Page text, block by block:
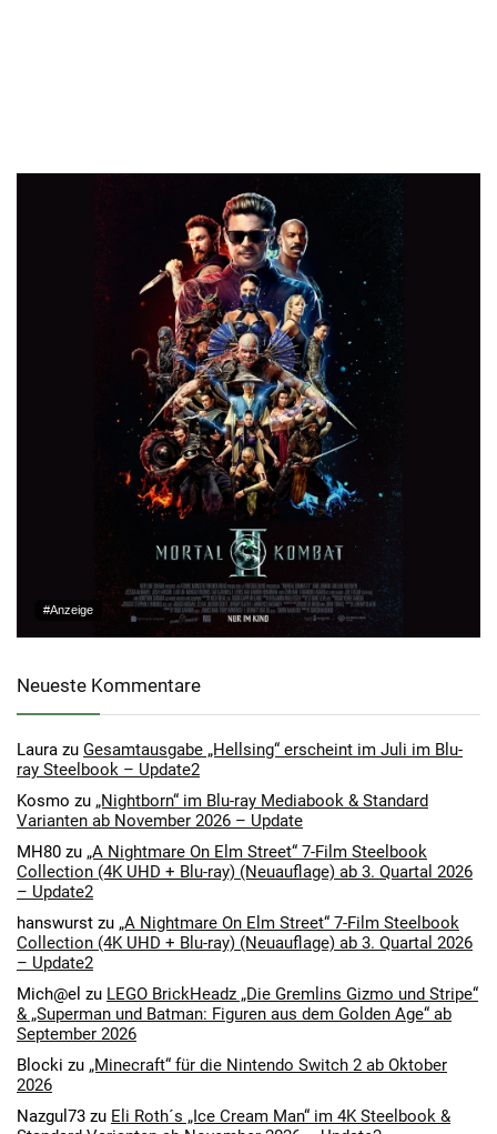
#Anzeige
Neueste Kommentare
Laura zu Gesamtausgabe „Hellsing“ erscheint im Juli im Blu-
ray Steelbook – Update2
Kosmo zu „Nightborn“ im Blu-ray Mediabook & Standard
Varianten ab November 2026 – Update
MH80 zu „A Nightmare On Elm Street“ 7-Film Steelbook
Collection (4K UHD + Blu-ray) (Neuauflage) ab 3. Quartal 2026
– Update2
hanswurst zu „A Nightmare On Elm Street“ 7-Film Steelbook
Collection (4K UHD + Blu-ray) (Neuauflage) ab 3. Quartal 2026
– Update2
Mich@el zu LEGO BrickHeadz „Die Gremlins Gizmo und Stripe“
& „Superman und Batman: Figuren aus dem Golden Age“ ab
September 2026
Blocki zu „Minecraft“ für die Nintendo Switch 2 ab Oktober
2026
Nazgul73 zu Eli Roth´s „Ice Cream Man“ im 4K Steelbook &